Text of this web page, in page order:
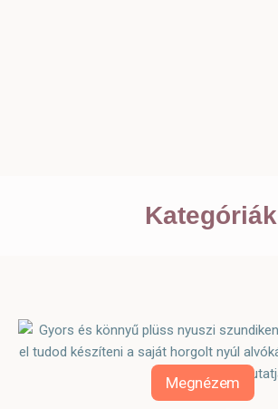
Kategóriák
Megnézem